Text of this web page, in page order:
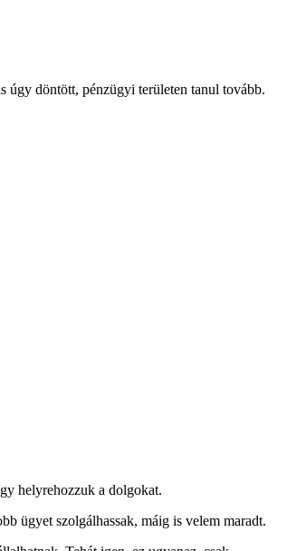
úgy döntött, pénzügyi területen tanul tovább.
helyrehozzuk a dolgokat.
ügyet szolgálhassak, máig is velem maradt.